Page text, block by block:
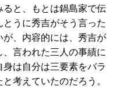
ると、もとは鍋島家で伝
うに秀吉がそう言った
、内容的には、秀吉が
言われた三人の事績に
は自分は三要素をバラ
考えていたのだろう。